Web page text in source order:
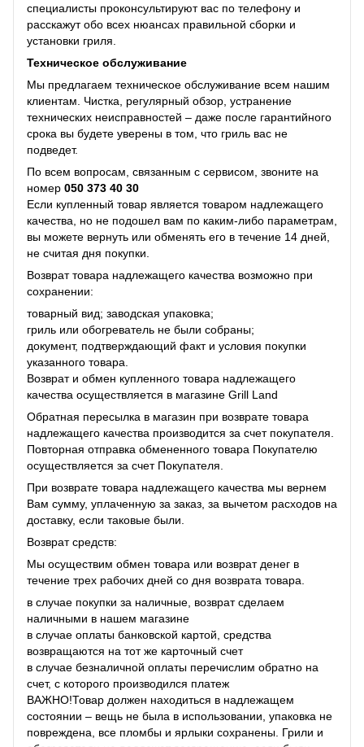
специалисты проконсультируют вас по телефону и
расскажут обо всех нюансах правильной сборки и
установки гриля.
Техническое обслуживание
Мы предлагаем техническое обслуживание всем нашим
клиентам. Чистка, регулярный обзор, устранение
технических неисправностей – даже после гарантийного
срока вы будете уверены в том, что гриль вас не
подведет.
По всем вопросам, связанным с сервисом, звоните на
номер 050 373 40 30
Если купленный товар является товаром надлежащего
качества, но не подошел вам по каким-либо параметрам,
вы можете вернуть или обменять его в течение 14 дней,
не считая дня покупки.
Возврат товара надлежащего качества возможно при
сохранении:
товарный вид; заводская упаковка;
гриль или обогреватель не были собраны;
документ, подтверждающий факт и условия покупки
указанного товара.
Возврат и обмен купленного товара надлежащего
качества осуществляется в магазине Grill Land
Обратная пересылка в магазин при возврате товара
надлежащего качества производится за счет покупателя.
Повторная отправка обмененного товара Покупателю
осуществляется за счет Покупателя.
При возврате товара надлежащего качества мы вернем
Вам сумму, уплаченную за заказ, за ​​вычетом расходов на
доставку, если таковые были.
Возврат средств:
Мы осуществим обмен товара или возврат денег в
течение трех рабочих дней со дня возврата товара.
в случае покупки за наличные, возврат сделаем
наличными в нашем магазине
в случае оплаты банковской картой, средства
возвращаются на тот же карточный счет
в случае безналичной оплаты перечислим обратно на
счет, с которого производился платеж
ВАЖНО!Товар должен находиться в надлежащем
состоянии – вещь не была в использовании, упаковка не
повреждена, все пломбы и ярлыки сохранены. Грили и